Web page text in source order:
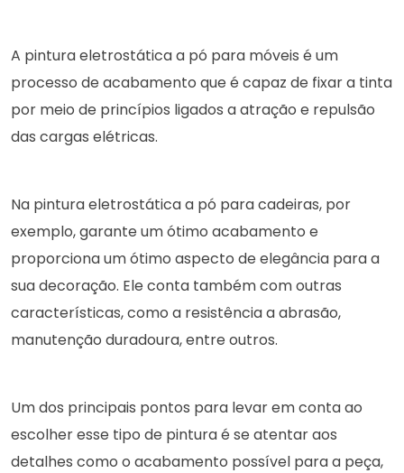
A pintura eletrostática a pó para móveis é um
processo de acabamento que é capaz de fixar a tinta
por meio de princípios ligados a atração e repulsão
das cargas elétricas.
Na pintura eletrostática a pó para cadeiras, por
exemplo, garante um ótimo acabamento e
proporciona um ótimo aspecto de elegância para a
sua decoração. Ele conta também com outras
características, como a resistência a abrasão,
manutenção duradoura, entre outros.
Um dos principais pontos para levar em conta ao
escolher esse tipo de pintura é se atentar aos
detalhes como o acabamento possível para a peça,